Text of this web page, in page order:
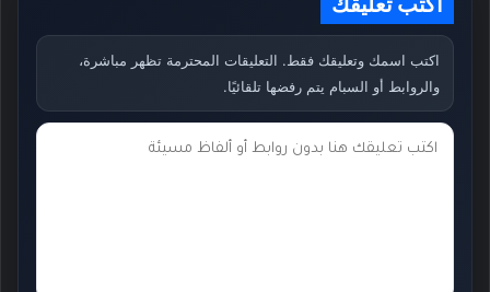
اكتب اسمك وتعليقك فقط. التعليقات المحترمة تظهر مباشرة،
والروابط أو السبام يتم رفضها تلقائيًا.
ت